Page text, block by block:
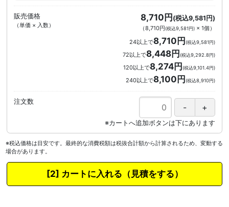
販売価格
（単価 × 入数）
8,710円(税込9,581円)
（8,710円(税込9,581円)× 1個 ）
24以上で8,710円 (税込9,581円)
72以上で8,448円 (税込9,292.8円)
120以上で8,274円 (税込9,101.4円)
240以上で8,100円 (税込8,910円)
注文数
※税込価格は目安です。最終的な消費税額は税抜合計額から計算されるため、変動する
場合があります。
カートに入れる